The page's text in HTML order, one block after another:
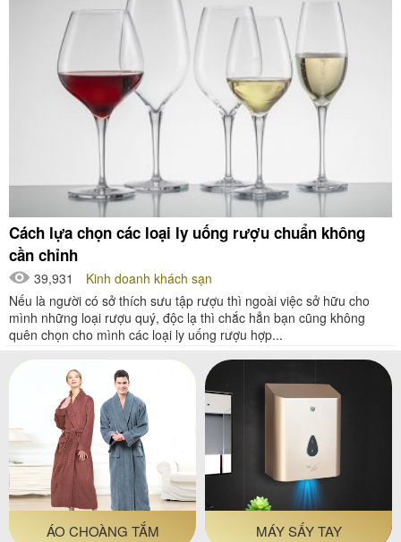
Cách lựa chọn các loại ly uống rượu chuẩn không
cần chỉnh
39,931
Kinh doanh khách sạn
Nếu là người có sở thích sưu tập rượu thì ngoài việc sở hữu cho
mình những loại rượu quý, độc lạ thì chắc hẳn bạn cũng không
quên chọn cho mình các loại ly uống rượu hợp...
ÁO CHOÀNG TẮM MÁY SẤY TAY